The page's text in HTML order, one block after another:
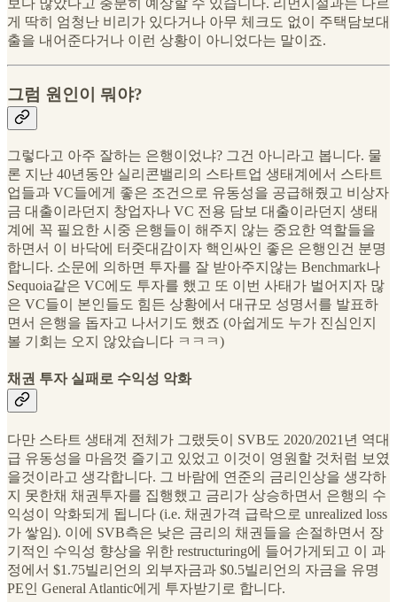
보다 많았다고 충분히 예상할 수 있습니다. 리먼시절과는 다르
게 딱히 엄청난 비리가 있다거나 아무 체크도 없이 주택담보대
출을 내어준다거나 이런 상황이 아니었다는 말이죠.
그럼 원인이 뭐야?
그렇다고 아주 잘하는 은행이었냐? 그건 아니라고 봅니다. 물
론 지난 40년동안 실리콘밸리의 스타트업 생태계에서 스타트
업들과 VC들에게 좋은 조건으로 유동성을 공급해줬고 비상자
금 대출이라던지 창업자나 VC 전용 담보 대출이라던지 생태
계에 꼭 필요한 시중 은행들이 해주지 않는 중요한 역할들을
하면서 이 바닥에 터줏대감이자 핵인싸인 좋은 은행인건 분명
합니다. 소문에 의하면 투자를 잘 받아주지않는 Benchmark나
Sequoia같은 VC에도 투자를 했고 또 이번 사태가 벌어지자 많
은 VC들이 본인들도 힘든 상황에서 대규모 성명서를 발표하
면서 은행을 돕자고 나서기도 했죠 (아쉽게도 누가 진심인지
볼 기회는 오지 않았습니다 ㅋㅋㅋ)
채권 투자 실패로 수익성 악화
다만 스타트 생태계 전체가 그랬듯이 SVB도 2020/2021년 역대
급 유동성을 마음껏 즐기고 있었고 이것이 영원할 것처럼 보였
을것이라고 생각합니다. 그 바람에 연준의 금리인상을 생각하
지 못한채 채권투자를 집행했고 금리가 상승하면서 은행의 수
익성이 악화되게 됩니다 (i.e. 채권가격 급락으로 unrealized loss
가 쌓임). 이에 SVB측은 낮은 금리의 채권들을 손절하면서 장
기적인 수익성 향상을 위한 restructuring에 들어가게되고 이 과
정에서 $1.75빌리언의 외부자금과 $0.5빌리언의 자금을 유명
PE인 General Atlantic에게 투자받기로 합니다.